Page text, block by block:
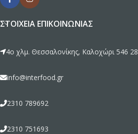
ΣΤΟΙΧΕΊΑ ΕΠΙΚΟΙΝΩΝΊΑΣ
4ο χλμ. Θεσσαλονίκης, Καλοχώρι 546 28
info@interfood.gr
2310 789692
2310 751693